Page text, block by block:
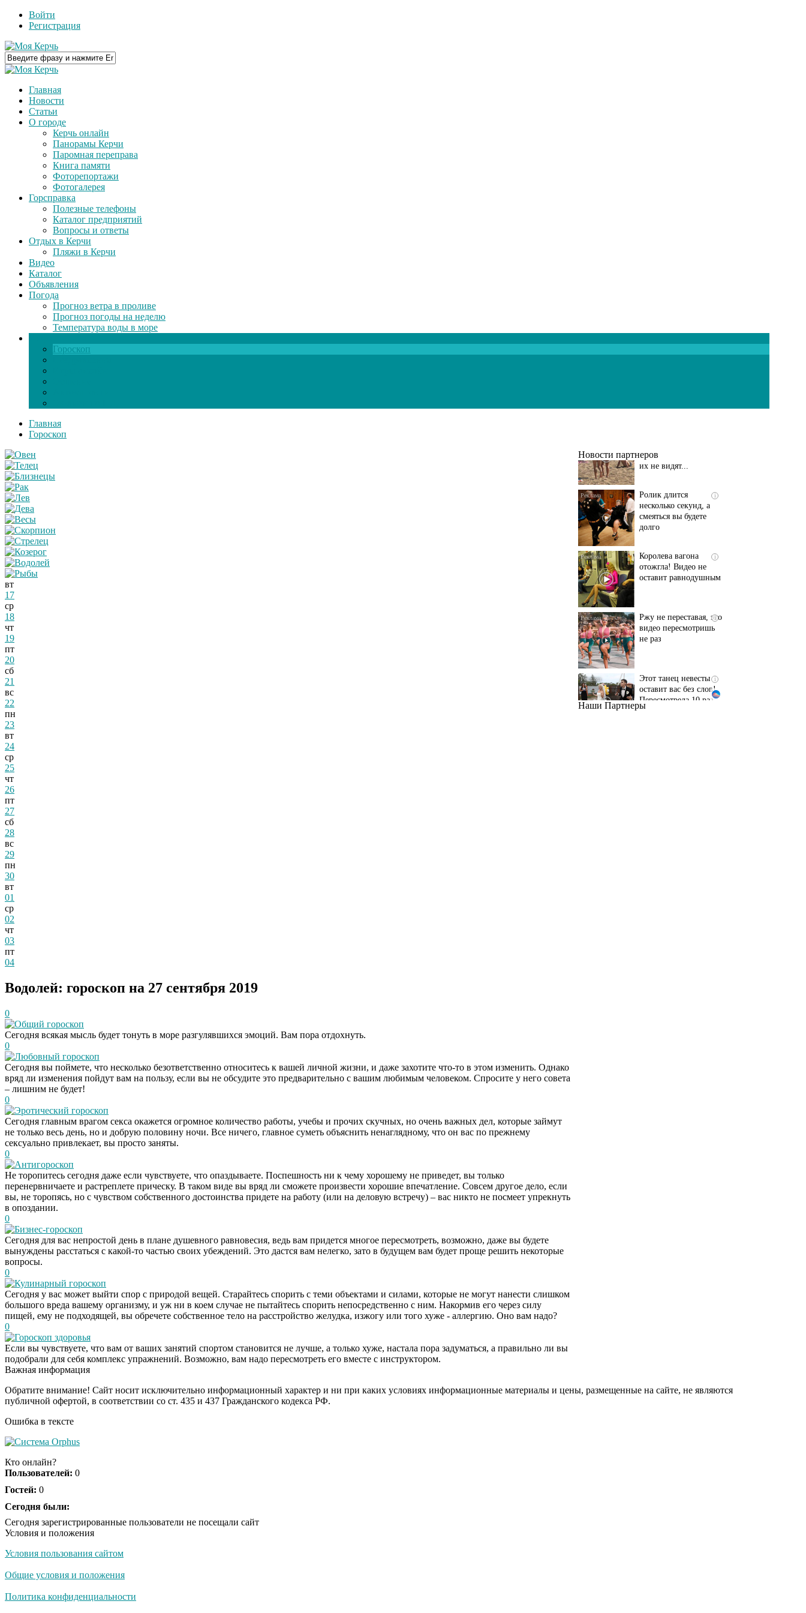
Войти
Регистрация
Главная
Новости
Статьи
О городе
Керчь онлайн
Панорамы Керчи
Паромная переправа
Книга памяти
Фоторепортажи
Фотогалерея
Горсправка
Полезные телефоны
Каталог предприятий
Вопросы и ответы
Отдых в Керчи
Пляжи в Керчи
Видео
Каталог
Объявления
Погода
Прогноз ветра в проливе
Прогноз погоды на неделю
Температура воды в море
Гороскоп
Главная
Гороскоп
вт
17
ср
18
чт
19
пт
20
сб
21
вс
22
пн
23
вт
24
ср
25
чт
26
пт
27
сб
28
вс
29
пн
30
вт
01
ср
02
чт
03
пт
04
Водолей: гороскоп на 27 сентября 2019
0
Общий гороскоп
Сегодня всякая мысль будет тонуть в море разгулявшихся эмоций. Вам пора отдохнуть.
0
Любовный гороскоп
Сегодня вы поймете, что несколько безответственно относитесь к вашей личной жизни, и даже захотите что-то в этом изменить. Однако
вряд ли изменения пойдут вам на пользу, если вы не обсудите это предварительно с вашим любимым человеком. Спросите у него совета
– лишним не будет!
0
Эротический гороскоп
Сегодня главным врагом секса окажется огромное количество работы, учебы и прочих скучных, но очень важных дел, которые займут
не только весь день, но и добрую половину ночи. Все ничего, главное суметь объяснить ненаглядному, что он вас по прежнему
сексуально привлекает, вы просто заняты.
0
Антигороскоп
Не торопитесь сегодня даже если чувствуете, что опаздываете. Поспешность ни к чему хорошему не приведет, вы только
перенервничаете и растреплете прическу. В таком виде вы вряд ли сможете произвести хорошие впечатление. Совсем другое дело, если
вы, не торопясь, но с чувством собственного достоинства придете на работу (или на деловую встречу) – вас никто не посмеет упрекнуть
в опоздании.
0
Бизнес-гороскоп
Сегодня для вас непростой день в плане душевного равновесия, ведь вам придется многое пересмотреть, возможно, даже вы будете
вынуждены расстаться с какой-то частью своих убеждений. Это дастся вам нелегко, зато в будущем вам будет проще решить некоторые
вопросы.
0
Кулинарный гороскоп
Сегодня у вас может выйти спор с природой вещей. Старайтесь спорить с теми объектами и силами, которые не могут нанести слишком
большого вреда вашему организму, и уж ни в коем случае не пытайтесь спорить непосредственно с ним. Накормив его через силу
пищей, ему не подходящей, вы обречете собственное тело на расстройство желудка, изжогу или того хуже - аллергию. Оно вам надо?
0
Гороскоп здоровья
Если вы чувствуете, что вам от ваших занятий спортом становится не лучше, а только хуже, настала пора задуматься, а правильно ли вы
подобрали для себя комплекс упражнений. Возможно, вам надо пересмотреть его вместе с инструктором.
Новости партнеров
Ролик длится
долго
Королева вагона
Ролик длится пару
Наши Партнеры
Важная информация
Обратите внимание! Сайт носит исключительно информационный характер и ни при каких условиях информационные материалы и цены, размещенные на сайте, не являются
публичной офертой, в соответствии со ст. 435 и 437 Гражданского кодекса РФ.
Ошибка в тексте
Кто онлайн?
Пользователей: 0
Гостей: 0
Сегодня были:
Сегодня зарегистрированные пользователи не посещали сайт
Условия и положения
Условия пользования сайтом
Общие условия и положения
Политика конфиденциальности